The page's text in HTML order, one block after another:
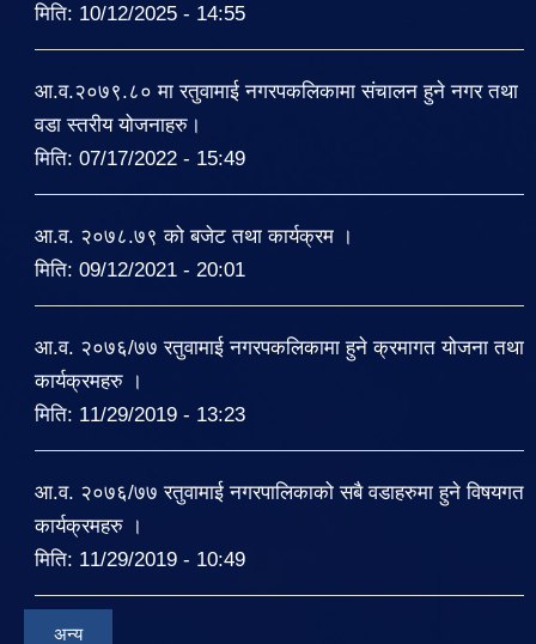
मिति: 10/12/2025 - 14:55
आ.व.२०७९.८० मा रतुवामाई नगरपकलिकामा संचालन हुने नगर तथा
वडा स्तरीय योजनाहरु।
मिति: 07/17/2022 - 15:49
आ.व. २०७८.७९ को बजेट तथा कार्यक्रम ।
मिति: 09/12/2021 - 20:01
आ.व. २०७६/७७ रतुवामाई नगरपकलिकामा हुने क्रमागत योजना तथा
कार्यक्रमहरु ।
मिति: 11/29/2019 - 13:23
आ.व. २०७६/७७ रतुवामाई नगरपालिकाको सबै वडाहरुमा हुने विषयगत
कार्यक्रमहरु ।
मिति: 11/29/2019 - 10:49
अन्य